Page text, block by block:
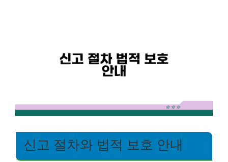
신고 절차와 법적 보호 안내